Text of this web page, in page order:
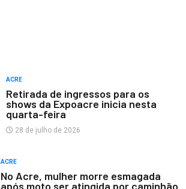
ACRE
Retirada de ingressos para os
shows da Expoacre inicia nesta
quarta-feira
28 de julho de 2026
ACRE
No Acre, mulher morre esmagada
após moto ser atingida por caminhão